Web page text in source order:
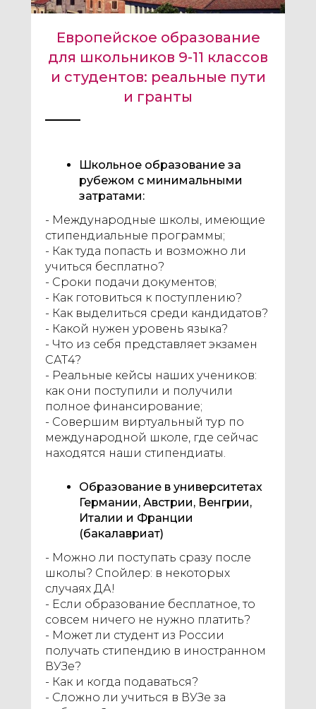
Европейское образование
для школьников 9-11 классов
и студентов: реальные пути
и гранты
Школьное образование за
рубежом с минимальными
затратами:
- Международные школы, имеющие
стипендиальные программы;
- Как туда попасть и возможно ли
учиться бесплатно?
- Сроки подачи документов;
- Как готовиться к поступлению?
- Как выделиться среди кандидатов?
- Какой нужен уровень языка?
- Что из себя представляет экзамен
САТ4?
- Реальные кейсы наших учеников:
как они поступили и получили
полное финансирование;
- Совершим виртуальный тур по
международной школе, где сейчас
находятся наши стипендиаты.
Образование в университетах
Германии, Австрии, Венгрии,
Италии и Франции
(бакалавриат)
- Можно ли поступать сразу после
школы? Спойлер: в некоторых
случаях ДА!
- Если образование бесплатное, то
совсем ничего не нужно платить?
- Может ли студент из России
получать стипендию в иностранном
ВУЗе?
- Как и когда подаваться?
- Сложно ли учиться в ВУЗе за